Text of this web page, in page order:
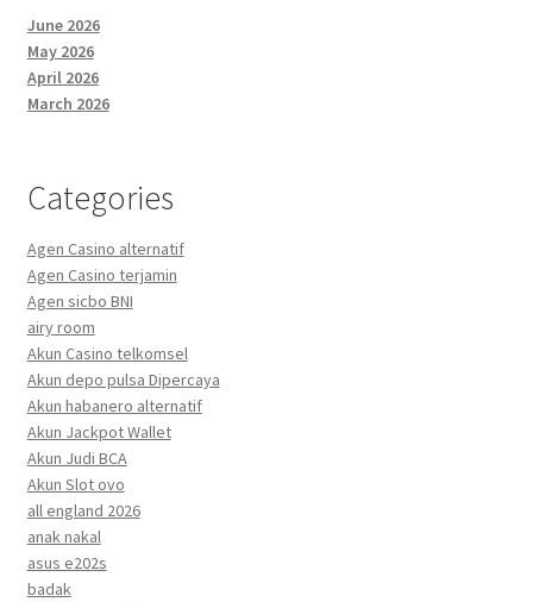
June 2026
May 2026
April 2026
March 2026
Categories
Agen Casino alternatif
Agen Casino terjamin
Agen sicbo BNI
airy room
Akun Casino telkomsel
Akun depo pulsa Dipercaya
Akun habanero alternatif
Akun Jackpot Wallet
Akun Judi BCA
Akun Slot ovo
all england 2026
anak nakal
asus e202s
badak